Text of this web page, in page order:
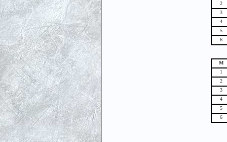
2
3
4
5
6
М
1
2
3
4
5
6